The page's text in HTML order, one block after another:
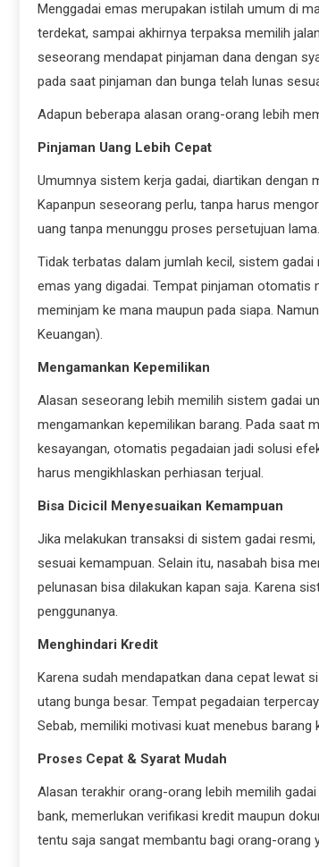
Menggadai emas merupakan istilah umum di
terdekat, sampai akhirnya terpaksa memilih
seseorang mendapat pinjaman dana dengan
pada saat pinjaman dan bunga telah lunas
Adapun beberapa alasan orang-orang lebih
Pinjaman Uang Lebih Cepat
Umumnya sistem kerja gadai, diartikan dengan
Kapanpun seseorang perlu, tanpa harus
uang tanpa menunggu proses persetujuan lama.
Tidak terbatas dalam jumlah kecil, sistem
emas yang digadai. Tempat pinjaman otomatis
meminjam ke mana maupun pada siapa.
Keuangan).
Mengamankan Kepemilikan
Alasan seseorang lebih memilih sistem gadai
mengamankan kepemilikan barang. Pada saat
kesayangan, otomatis pegadaian jadi solusi
harus mengikhlaskan perhiasan terjual.
Bisa Dicicil Menyesuaikan Kemampuan
Jika melakukan transaksi di sistem gadai
sesuai kemampuan. Selain itu, nasabah bisa
pelunasan bisa dilakukan kapan saja. Karena
penggunanya.
Menghindari Kredit
Karena sudah mendapatkan dana cepat lewat
utang bunga besar. Tempat pegadaian
Sebab, memiliki motivasi kuat menebus barang
Proses Cepat & Syarat Mudah
Alasan terakhir orang-orang lebih memilih
bank, memerlukan verifikasi kredit maupun
tentu saja sangat membantu bagi orang-orang